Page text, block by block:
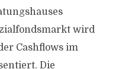
wird
Cashflows im
Die